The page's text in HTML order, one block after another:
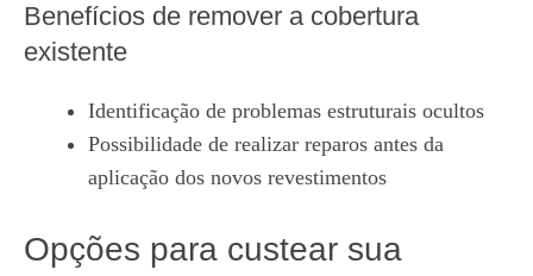
Benefícios de remover a cobertura
existente
Identificação de problemas estruturais ocultos
Possibilidade de realizar reparos antes da
aplicação dos novos revestimentos
Opções para custear sua